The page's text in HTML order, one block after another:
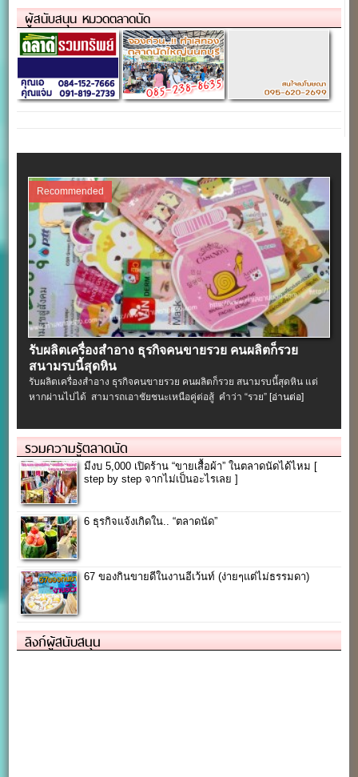
ผู้สนับสนุน หมวดตลาดนัด
Recommended
รับผลิตเครื่องสําอาง ธุรกิจคนขายรวย คนผลิตก็รวย
สนามรบนี้สุดหิน
รับผลิตเครื่องสําอาง ธุรกิจคนขายรวย คนผลิตก็รวย สนามรบนี้สุดหิน แต่
หากผ่านไปได้ สามารถเอาชัยชนะเหนือคู่ต่อสู้ คำว่า “รวย” [อ่านต่อ]
รวมความรู้ตลาดนัด
มีงบ 5,000 เปิดร้าน “ขายเสื้อผ้า” ในตลาดนัดได้ไหม [
step by step จากไม่เป็นอะไรเลย ]
6 ธุรกิจแจ้งเกิดใน.. “ตลาดนัด”
67 ของกินขายดีในงานอีเว้นท์ (ง่ายๆแต่ไม่ธรรมดา)
ลิงก์ผู้สนับสนุน